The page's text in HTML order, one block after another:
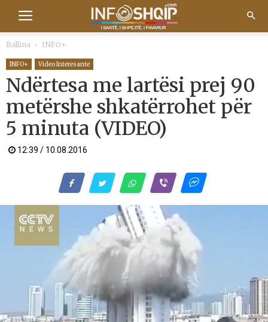
Ballina INFO+
INFO+ Video Interesante
Ndërtesa me lartësi prej 90
metërshe shkatërrohet për
5 minuta (VIDEO)
12:39 / 10.08.2016